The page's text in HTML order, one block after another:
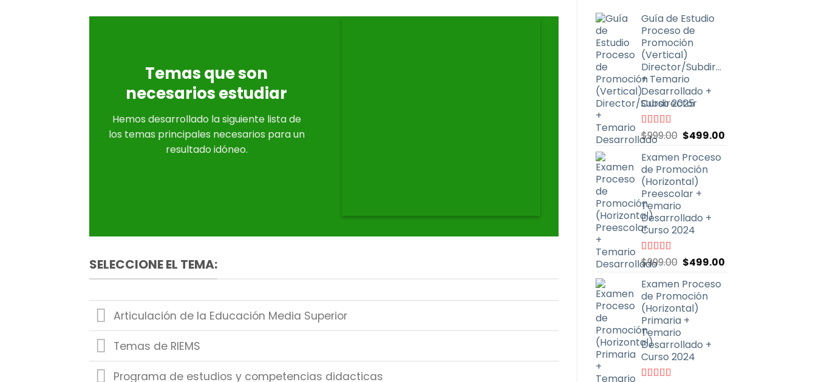
Temas que son
necesarios estudiar
Hemos desarrollado la siguiente lista de
los temas principales necesarios para un
resultado idóneo.
SELECCIONE EL TEMA:
Articulación de la Educación Media Superior
Temas de RIEMS
Programa de estudios y competencias didacticas
Guía de Estudio
Proceso de
Promoción
(Vertical)
Director/Subdirector
+ Temario
Desarrollado +
Curso 2025
Valorado
con
5
$999.00 El
original
era:
$999.00.
$499.00
Examen Proceso
de Promoción
(Horizontal)
Preescolar +
Temario
Desarrollado +
Curso 2024
Valorado
con
5
$999.00 El
original
era:
$999.00.
$499.00
Examen Proceso
de Promoción
(Horizontal)
Primaria +
Temario
Desarrollado +
Curso 2024